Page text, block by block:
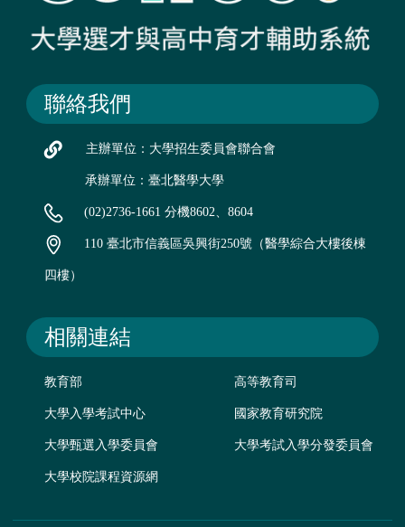
聯絡我們
主辦單位：大學招生委員會聯合會
承辦單位：臺北醫學大學
(02)2736-1661 分機8602、8604
110 臺北市信義區吳興街250號（醫學綜合大樓後棟
四樓）
相關連結
教育部 高等教育司
大學入學考試中心 國家教育研究院
大學甄選入學委員會 大學考試入學分發委員會
大學校院課程資源網